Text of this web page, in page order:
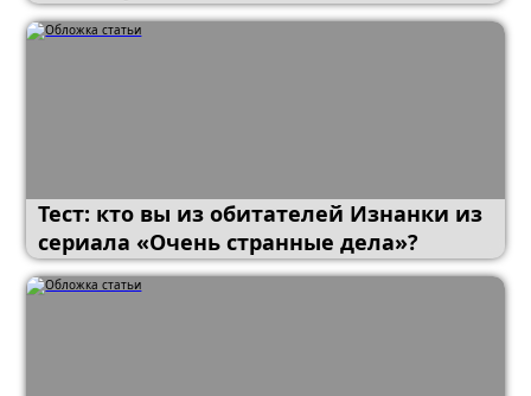
Тест: кто вы из обитателей Изнанки из
сериала «Очень странные дела»?